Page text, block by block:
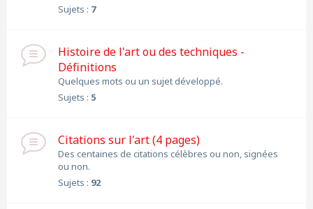
Sujets : 7
Histoire de l'art ou des techniques -
Définitions
Quelques mots ou un sujet développé.
Sujets : 5
Citations sur l'art (4 pages)
Des centaines de citations célèbres ou non, signées
ou non.
Sujets : 92